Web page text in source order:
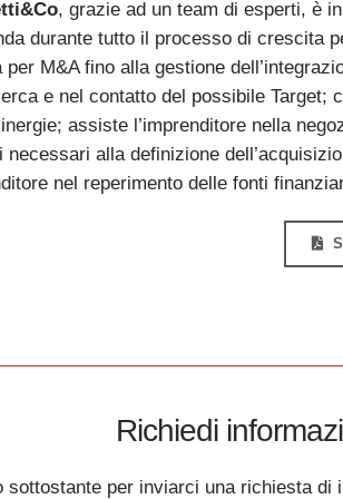
, grazie ad un team di esperti, è
durante tutto il processo di crescita
M&A fino alla gestione
e nel contatto del possibile Target;
assiste l’imprenditore nella
necessari alla definizione
nel reperimento delle fonti
Richiedi
sottostante per inviarci una richiesta